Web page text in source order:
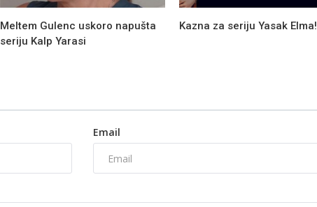
Meltem Gulenc uskoro napušta
seriju Kalp Yarasi
Kazna za seriju Yasak Elma!
Email